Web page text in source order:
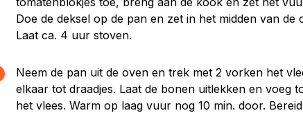
Doe de deksel op de pan en zet in het midden van de
Laat ca. 4 uur stoven.
Neem de pan uit de oven en trek met 2 vorken het
elkaar tot draadjes. Laat de bonen uitlekken en voeg
het vlees. Warm op laag vuur nog 10 min. door. Bereid